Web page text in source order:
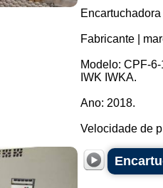
Fabricante |
Modelo: CPF-
IWK IWKA.
Ano: 2018.
Velocidade de